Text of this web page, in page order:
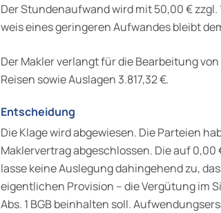
Der Stundenaufwand wird mit 50,00 €
weis eines geringeren Aufwandes bleibt
Der Makler verlangt für die Bearbeitung
Reisen sowie Auslagen 3.817,32 €.
Entscheidung
Die Klage wird abgewiesen. Die Parteien
Maklervertrag abgeschlossen. Die auf
lasse keine Auslegung dahingehend zu,
eigentlichen Provision – die Ver­gütung im
Abs. 1 BGB beinhalten soll.